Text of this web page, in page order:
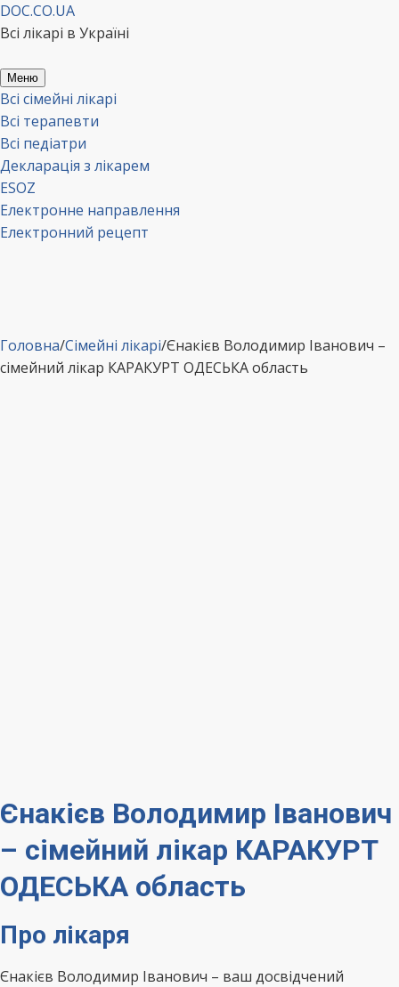
Перейти
до
DOC.CO.UA
Всі лікарі в Україні
Меню
Всі сімейні лікарі
Всі терапевти
Всі педіатри
Декларація з лікарем
ESOZ
Електронне направлення
Електронний рецепт
Головна/Сімейні лікарі/Єнакієв Володимир Іванович –
сімейний лікар КАРАКУРТ ОДЕСЬКА область
Єнакієв Володимир Іванович
– сімейний лікар КАРАКУРТ
ОДЕСЬКА область
Про лікаря
Єнакієв Володимир Іванович – ваш досвідчений